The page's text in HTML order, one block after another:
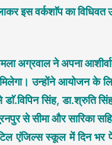
इस वर्कशाॅप का विधिवत
अग्रवाल ने अपना
उन्होंने आयोजन के
सिंह, डा.श्रुति
से सीमा और सारिका
एंजिल्स स्कूल में दिन भर